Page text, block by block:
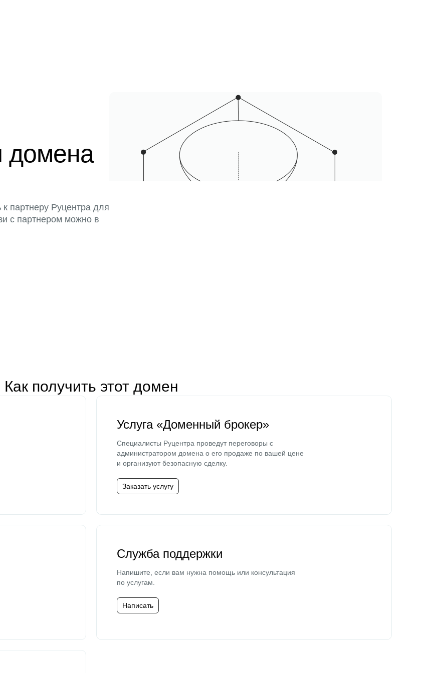
домена
партнеру Руцентра для
с партнером можно в
Как получить этот домен
Услуга «Доменный брокер»
Специалисты Руцентра проведут переговоры с
администратором домена о его продаже по вашей цене
и организуют безопасную сделку.
Заказать услугу
Служба поддержки
Напишите, если вам нужна помощь или консультация
по услугам.
Написать